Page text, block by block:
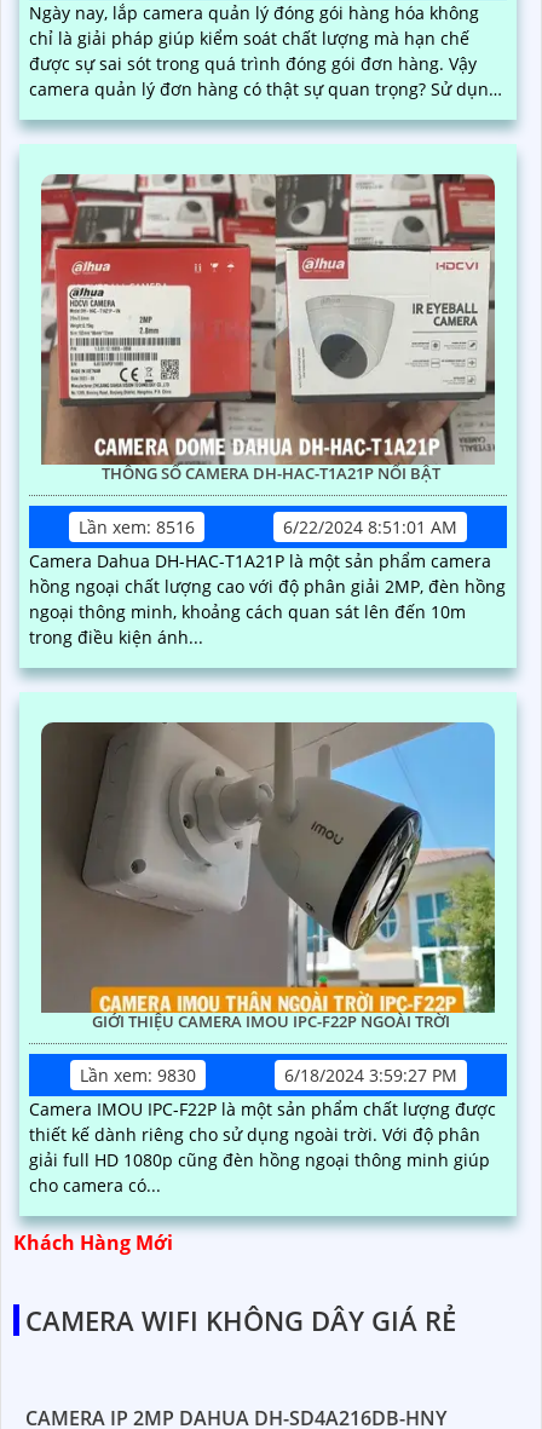
Ngày nay, lắp camera quản lý đóng gói hàng hóa không
chỉ là giải pháp giúp kiểm soát chất lượng mà hạn chế
được sự sai sót trong quá trình đóng gói đơn hàng. Vậy
camera quản lý đơn hàng có thật sự quan trọng? Sử dụng
như thế nào? Chi phí lắp đặt ra sao? Mời bạn cùng xem
qua bài viết dưới đây nhe·
THÔNG SỐ CAMERA DH-HAC-T1A21P NỔI BẬT
Lần xem: 8516
6/22/2024 8:51:01 AM
Camera Dahua DH-HAC-T1A21P là một sản phẩm camera
hồng ngoại chất lượng cao với độ phân giải 2MP, đèn hồng
ngoại thông minh, khoảng cách quan sát lên đến 10m
trong điều kiện ánh...
GIỚI THIỆU CAMERA IMOU IPC-F22P NGOÀI TRỜI
Lần xem: 9830
6/18/2024 3:59:27 PM
Camera IMOU IPC-F22P là một sản phẩm chất lượng được
thiết kế dành riêng cho sử dụng ngoài trời. Với độ phân
giải full HD 1080p cũng đèn hồng ngoại thông minh giúp
cho camera có...
Khách Hàng Mới
CAMERA WIFI KHÔNG DÂY GIÁ RẺ
CAMERA IP 2MP DAHUA DH-SD4A216DB-HNY